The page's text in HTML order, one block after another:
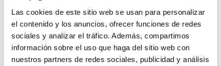
Las cookies de este sitio web se usan para personalizar
el contenido y los anuncios, ofrecer funciones de redes
sociales y analizar el tráfico. Además, compartimos
información sobre el uso que haga del sitio web con
nuestros partners de redes sociales, publicidad y análisis
necesitan avanzar en un periodo más reducido,
SUPERCUIDADORES ofrece también uncurso intensivo
de Atención Sociosanitaria, que mantiene los
contenidos y competencias exigidos, pero los organiza
mediante una planificación más concentrada.